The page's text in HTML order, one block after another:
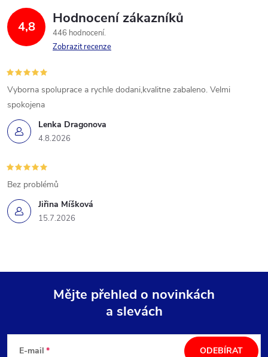
4,8 Hodnocení zákazníků
446 hodnocení
Zobrazit recenze
Lenka Dragonova
4.8.2026
Vyborna spoluprace a rychle dodani,kvalitne zabaleno. Velmi
spokojena
Jiřina Míšková
15.7.2026
Bez problémů
Mějte přehled o novinkách
a slevách
E-mail ODEBÍRAT